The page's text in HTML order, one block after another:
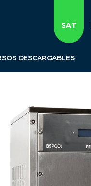
SAT
DESCARGABLES